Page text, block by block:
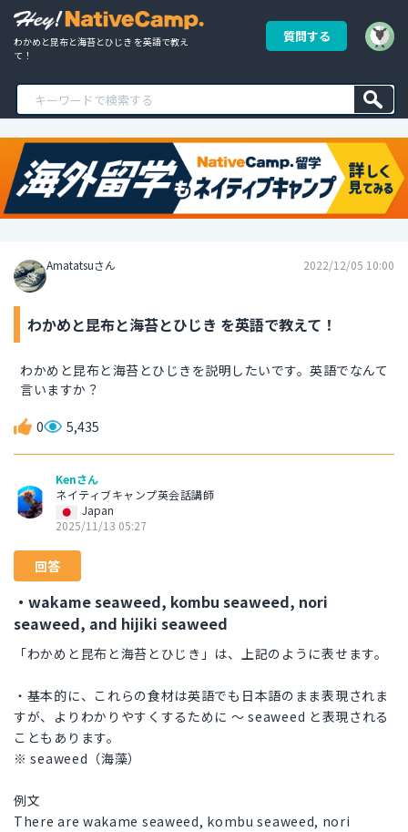
わかめと昆布と海苔とひじき を英語で教え
て！
質問する
Amatatsuさん 2022/12/05 10:00
わかめと昆布と海苔とひじき を英語で教えて！
わかめと昆布と海苔とひじきを説明したいです。英語でなんて
言いますか？
0 5,435
Kenさん
ネイティブキャンプ英会話講師
Japan
2025/11/13 05:27
回答
・wakame seaweed, kombu seaweed, nori
seaweed, and hijiki seaweed
「わかめと昆布と海苔とひじき」は、上記のように表せます。
・基本的に、これらの食材は英語でも日本語のまま表現されま
すが、よりわかりやすくするために 〜 seaweed と表現される
こともあります。
※ seaweed（海藻）
例文
There are wakame seaweed, kombu seaweed, nori